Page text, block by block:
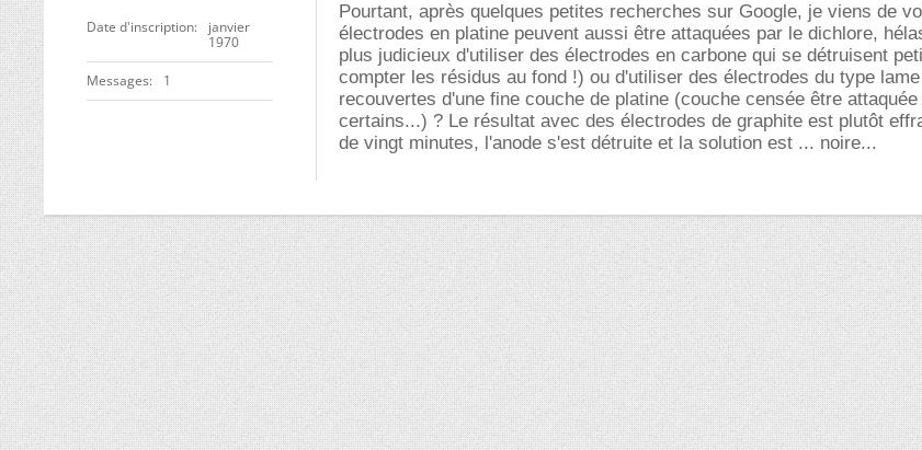
Date d'inscription
janvier
1970
Messages 1
Pourtant, après quelques petites recherches sur Google, je viens de
électrodes en platine peuvent aussi être attaquées par le dichlore,
plus judicieux d'utiliser des électrodes en carbone qui se détruisent
compter les résidus au fond !) ou d'utiliser des électrodes du type
recouvertes d'une fine couche de platine (couche censée être
certains...) ? Le résultat avec des électrodes de graphite est plutôt
de vingt minutes, l'anode s'est détruite et la solution est ... noire...